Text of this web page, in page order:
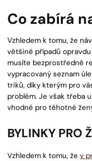
Co zabírá
Vzhledem k tomu, že
většině případů
musíte bezprostředně
vypracovaný seznam
triků, díky kterým pro
problém. Je však třeba
vhodné pro těhotné
BYLINKY PRO
Vzhledem k tomu, že v